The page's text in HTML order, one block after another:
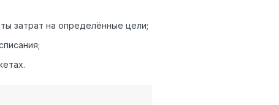
затрат на определённые цели;